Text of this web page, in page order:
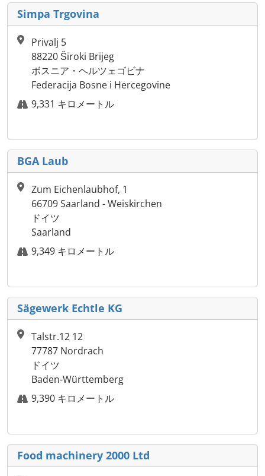
Simpa Trgovina
Privalj 5
88220 Široki Brijeg
ボスニア・ヘルツェゴビナ
Federacija Bosne i Hercegovine
9,331 キロメートル
BGA Laub
Zum Eichenlaubhof, 1
66709 Saarland - Weiskirchen
ドイツ
Saarland
9,349 キロメートル
Sägewerk Echtle KG
Talstr.12 12
77787 Nordrach
ドイツ
Baden-Württemberg
9,390 キロメートル
Food machinery 2000 Ltd